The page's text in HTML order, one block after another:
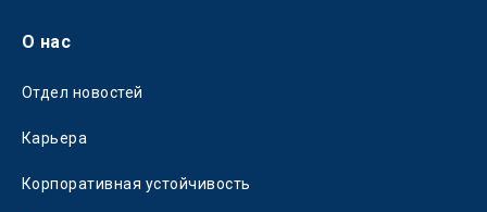
О нас
Отдел новостей
Карьера
Корпоративная устойчивость